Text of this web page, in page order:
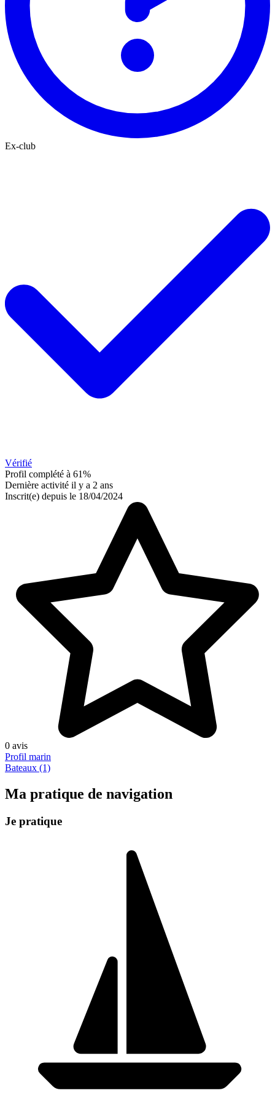
Ex-club
Vérifié
Profil complété à 61%
Dernière activité il y a 2 ans
Inscrit(e) depuis le 18/04/2024
0 avis
Profil marin
Bateaux (1)
Ma pratique de navigation
Je pratique